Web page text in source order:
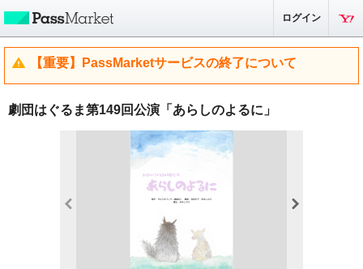
ログイン
【重要】PassMarketサービスの終了について
劇団はぐるま第149回公演「あらしのよるに」